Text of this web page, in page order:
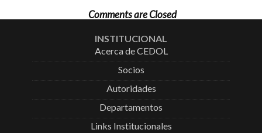
Comments are Closed
INSTITUCIONAL
Acerca de CEDOL
Socios
Autoridades
Departamentos
Links Institucionales